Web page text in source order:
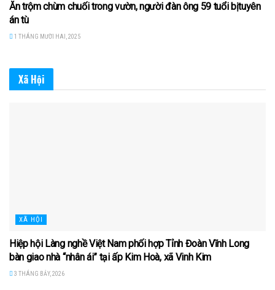
Ăn trộm chùm chuối trong vườn, người đàn ông 59 tuổi bịtuyên
án tù
1 THÁNG MƯỜI HAI, 2025
Xã Hội
XÃ HỘI
Hiệp hội Làng nghề Việt Nam phối hợp Tỉnh Đoàn Vĩnh Long
bàn giao nhà “nhân ái” tại ấp Kim Hoà, xã Vinh Kim
3 THÁNG BẢY, 2026